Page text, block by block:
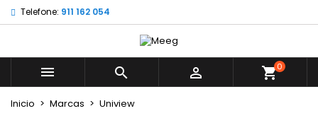
Telefone: 911 162 054
   shopping_cart0
Inicio Marcas Uniview
My wishlists ×
add_circle_outlineCreate new list
((modalTitle)) ×
((confirmMessage))
((cancelText))
((title)) ×
((label))
Entrar ×
É necessário ter sessão iniciada para guardar
produtos na sua lista de desejos.